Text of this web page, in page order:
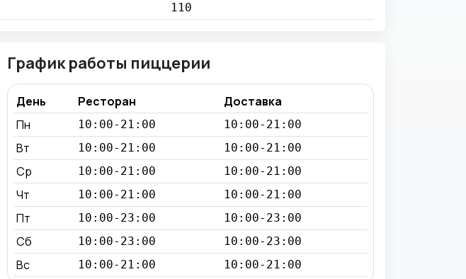
110
График работы пиццерии
День Ресторан
Доставка
Пн
10:00-21:00 10:00-21:00
Вт 10:00-21:00 10:00-21:00
Ср 10:00-21:00 10:00-21:00
Чт 10:00-21:00 10:00-21:00
Пт 10:00-23:00 10:00-23:00
Сб 10:00-23:00 10:00-23:00
Вс 10:00-21:00 10:00-21:00